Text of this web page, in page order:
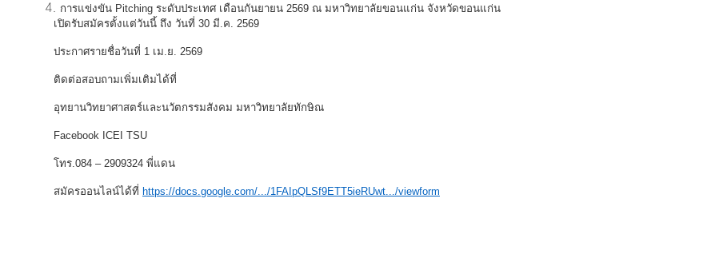
การแข่งขัน Pitching ระดับประเทศ เดือนกันยายน 2569 ณ มหาวิทยาลัยขอนแก่น จังหวัดขอนแก่น
เปิดรับสมัครตั้งแต่วันนี้ ถึง วันที่ 30 มี.ค. 2569
ประกาศรายชื่อวันที่ 1 เม.ย. 2569
ติดต่อสอบถามเพิ่มเติมได้ที่
อุทยานวิทยาศาสตร์และนวัตกรรมสังคม มหาวิทยาลัยทักษิณ
Facebook ICEI TSU
โทร.084 – 2909324 พี่แดน
สมัครออนไลน์ได้ที่ https://docs.google.com/.../1FAIpQLSf9ETT5ieRUwt.../viewform